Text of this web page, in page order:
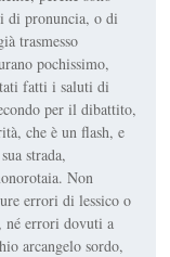
di pronuncia, o di
trasmesso
pochissimo,
fatti i saluti di
per il dibattito,
che è un flash, e
strada,
Non
errori di lessico o
né errori dovuti a
arcangelo sordo,